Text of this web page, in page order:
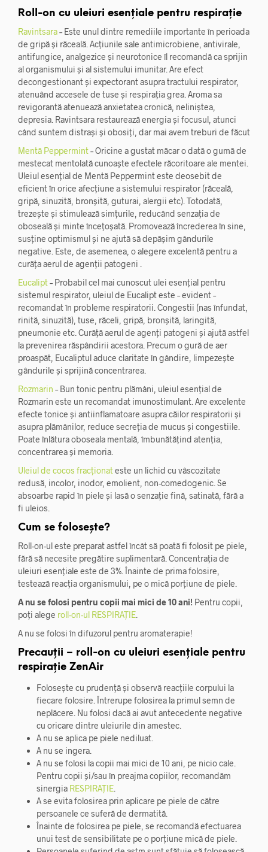
Roll-on cu uleiuri esențiale pentru respirație
Ravintsara– Este unul dintre remediile importante în perioada
de gripă și răceală. Acțiunile sale antimicrobiene, antivirale,
antifungice, analgezice și neurotonice îl recomandă ca sprijin
al organismului și al sistemului imunitar. Are efect
decongestionant și expectorant asupra tractului respirator,
atenuând accesele de tuse și respirația grea. Aroma sa
revigorantă atenuează anxietatea cronică, neliniștea,
depresia. Ravintsara restaurează energia și focusul, atunci
când suntem distrași și obosiți, dar mai avem treburi de făcut
Mentă Peppermint– Oricine a gustat măcar o dată o gumă de
mestecat mentolată cunoaște efectele răcoritoare ale mentei.
Uleiul esențial de Mentă Peppermint este deosebit de
eficient în orice afecțiune a sistemului respirator (răceală,
gripă, sinuzită, bronșită, guturai, alergii etc). Totodată,
trezește și stimulează simțurile, reducând senzația de
oboseală și minte încețoșată. Promovează încrederea în sine,
susține optimismul și ne ajută să depășim gândurile
negative. Este, de asemenea, o alegere excelentă pentru a
curăța aerul de agenții patogeni .
Eucalipt– Probabil cel mai cunoscut ulei esențial pentru
sistemul respirator, uleiul de Eucalipt este – evident –
recomandat în probleme respiratorii. Congestii (nas înfundat,
rinită, sinuzită), tuse, răceli, gripă, bronșită, laringită,
pneumonie etc. Curăță aerul de agenți patogeni și ajută astfel
la prevenirea răspândirii acestora. Precum o gură de aer
proaspăt, Eucaliptul aduce claritate în gândire, limpezește
gândurile și sprijină concentrarea.
Rozmarin – Bun tonic pentru plămâni, uleiul esențial de
Rozmarin este un recomandat imunostimulant. Are excelente
efecte tonice și antiinflamatoare asupra căilor respiratorii și
asupra plămânilor, reduce secreția de mucus și congestiile.
Poate înlătura oboseala mentală, îmbunătățind atenția,
concentrarea și memoria.
Uleiul de cocos fracționateste un lichid cu vâscozitate
redusă, incolor, inodor, emolient, non-comedogenic. Se
absoarbe rapid în piele și lasă o senzație fină, satinată, fără a
fi uleios.
Cum se folosește?
Roll-on-ul este preparat astfel încât să poată fi folosit pe piele,
fără să necesite pregătire suplimentară. Concentrația de
uleiuri esențiale este de 3%. Înainte de prima folosire,
testează reacția organismului, pe o mică porțiune de piele.
A nu se folosi pentru copii mai mici de 10 ani! Pentru copii,
poți alege roll-on-ul RESPIRAȚIE
A nu se folosi în difuzorul pentru aromaterapie!
Precauții – roll-on cu uleiuri esențiale pentru
respirație ZenAir
Folosește cu prudență și observă reacțiile corpului la
fiecare folosire. Întrerupe folosirea la primul semn de
neplăcere. Nu folosi dacă ai avut antecedente negative
cu oricare dintre uleiurile din amestec.
A nu se aplica pe piele nediluat.
A nu se ingera.
A nu se folosi la copii mai mici de 10 ani, pe nicio cale.
Pentru copii și/sau în preajma copiilor, recomandăm
sinergia RESPIRAȚIE.
A se evita folosirea prin aplicare pe piele de către
persoanele ce suferă de dermatită.
Înainte de folosirea pe piele, se recomandă efectuarea
unui test de sensibilitate pe o porțiune mică de piele.